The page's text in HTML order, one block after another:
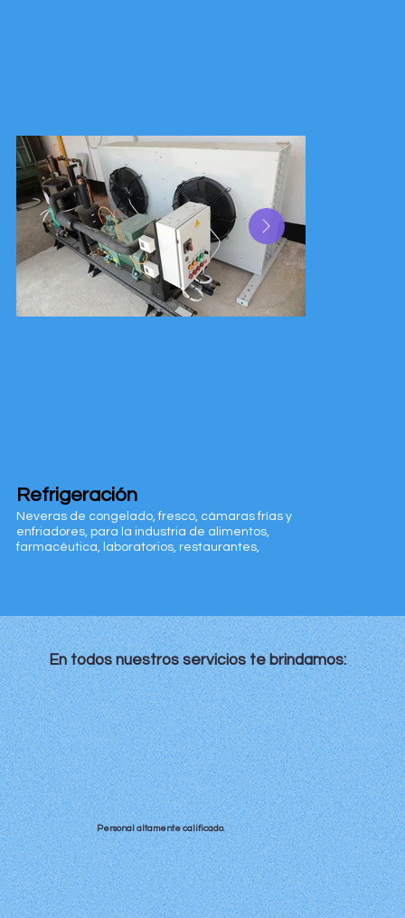
Refrigeración
Neveras de congelado, fresco, cámaras frías y
enfriadores, para la industria de alimentos,
farmacéutica, laboratorios, restaurantes,
Personal altamente calificado.
En todos nuestros servicios te brindamos: